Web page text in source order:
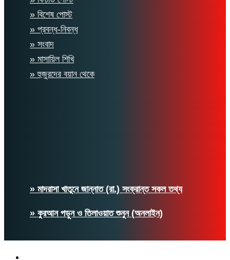
» বিশেষ পোস্ট
» প্রবন্ধ-নিবন্ধ
» সংবাদ
» মাসায়িল শিখি
» হুজুরদের বয়ান থেকে
» মাদরাসা খাতুনে জান্নাত (রা.) সংক্রান্ত সকল তথ্য
» কুরআন পড়ুন ও তিলাওয়াত শুনুন (অনলাইন)